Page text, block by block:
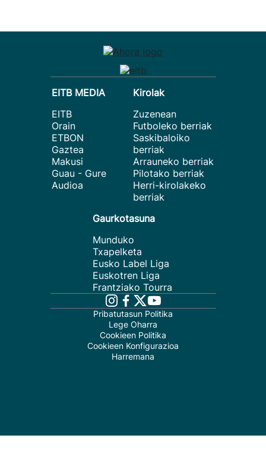
EITB MEDIA
EITB
Orain
ETBON
Gaztea
Makusi
Guau - Gure
Audioa
Kirolak
Zuzenean
Futboleko berriak
Saskibaloiko
berriak
Arrauneko berriak
Pilotako berriak
Herri-kirolakeko
berriak
Gaurkotasuna
Munduko
Txapelketa
Eusko Label Liga
Euskotren Liga
Frantziako Tourra
Pribatutasun Politika
Lege Oharra
Cookieen Politika
Cookieen Konfigurazioa
Harremana